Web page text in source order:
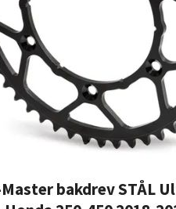
bakdrev STÅL